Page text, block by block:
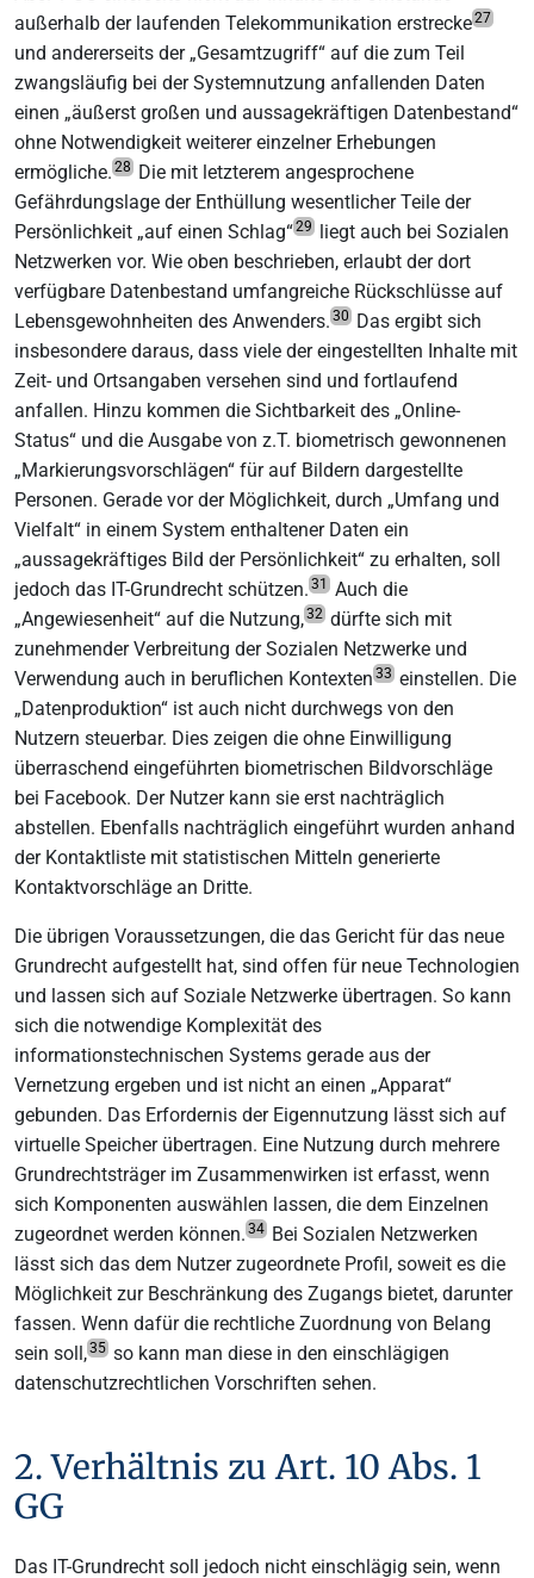
außerhalb der laufenden Telekommunikation erstrecke27
und andererseits der „Gesamtzugriff“ auf die zum Teil
zwangsläufig bei der Systemnutzung anfallenden Daten
einen „äußerst großen und aussagekräftigen Datenbestand“
ohne Notwendigkeit weiterer einzelner Erhebungen
ermögliche. 28 Die mit letzterem angesprochene
Gefährdungslage der Enthüllung wesentlicher Teile der
Persönlichkeit „auf einen Schlag“29 liegt auch bei Sozialen
Netzwerken vor. Wie oben beschrieben, erlaubt der dort
verfügbare Datenbestand umfangreiche Rückschlüsse auf
Lebensgewohnheiten des Anwenders. 30 Das ergibt sich
insbesondere daraus, dass viele der eingestellten Inhalte mit
Zeit- und Ortsangaben versehen sind und fortlaufend
anfallen. Hinzu kommen die Sichtbarkeit des „Online-
Status“ und die Ausgabe von z.T. biometrisch gewonnenen
„Markierungsvorschlägen“ für auf Bildern dargestellte
Personen. Gerade vor der Möglichkeit, durch „Umfang und
Vielfalt“ in einem System enthaltener Daten ein
„aussagekräftiges Bild der Persönlichkeit“ zu erhalten, soll
jedoch das IT-Grundrecht schützen. 31
Auch die
„Angewiesenheit“ auf die Nutzung,32 dürfte sich mit
zunehmender Verbreitung der Sozialen Netzwerke und
Verwendung auch in beruflichen Kontexten 33 einstellen. Die
„Datenproduktion“ ist auch nicht durchwegs von den
Nutzern steuerbar. Dies zeigen die ohne Einwilligung
überraschend eingeführten biometrischen Bildvorschläge
bei Facebook. Der Nutzer kann sie erst nachträglich
abstellen. Ebenfalls nachträglich eingeführt wurden anhand
der Kontaktliste mit statistischen Mitteln generierte
Kontaktvorschläge an Dritte.
Die übrigen Voraussetzungen, die das Gericht für das neue
Grundrecht aufgestellt hat, sind offen für neue Technologien
und lassen sich auf Soziale Netzwerke übertragen. So kann
sich die notwendige Komplexität des
informationstechnischen Systems gerade aus der
Vernetzung ergeben und ist nicht an einen „Apparat“
gebunden. Das Erfordernis der Eigennutzung lässt sich auf
virtuelle Speicher übertragen. Eine Nutzung durch mehrere
Grundrechtsträger im Zusammenwirken ist erfasst, wenn
sich Komponenten auswählen lassen, die dem Einzelnen
zugeordnet werden können. 34 Bei Sozialen Netzwerken
lässt sich das dem Nutzer zugeordnete Profil, soweit es die
Möglichkeit zur Beschränkung des Zugangs bietet, darunter
fassen. Wenn dafür die rechtliche Zuordnung von Belang
sein soll,35 so kann man diese in den einschlägigen
datenschutzrechtlichen Vorschriften sehen.
2. Verhältnis zu Art. 10 Abs. 1
GG
Das IT-Grundrecht soll jedoch nicht einschlägig sein, wenn